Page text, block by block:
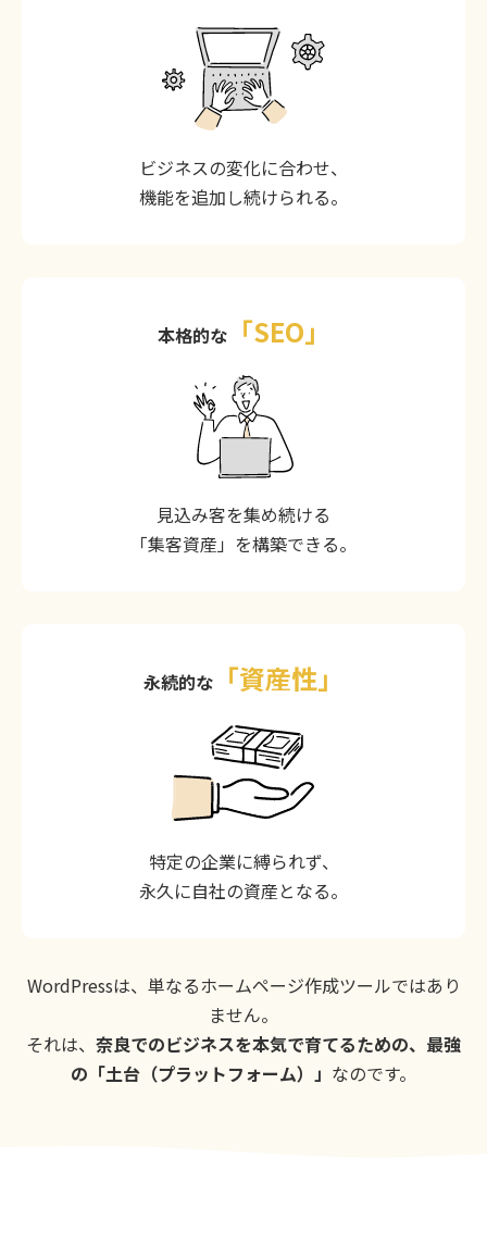
ビジネスの変化に合わせ、
機能を追加し続けられる。
本格的な「SEO」
見込み客を集め続ける
「集客資産」を構築できる。
永続的な 「資産性」
特定の企業に縛られず、
永久に自社の資産となる。
WordPressは、単なるホームページ作成ツールではあり
ません。
それは、 奈良でのビジネスを本気で育てるための、最強
の「土台（プラットフォーム）」 なのです。